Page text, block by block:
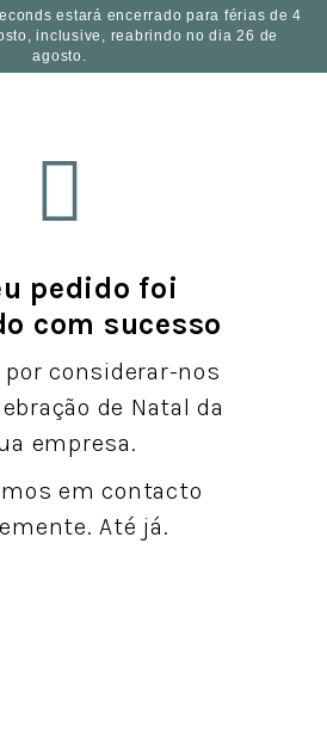
estará encerrado para férias de 4
inclusive, reabrindo no dia 26 de
agosto.
PT
pedido foi
com sucesso
por considerar-nos
de Natal da
empresa.
em contacto
Até já.